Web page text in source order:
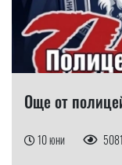
Още от
10 юни 5081